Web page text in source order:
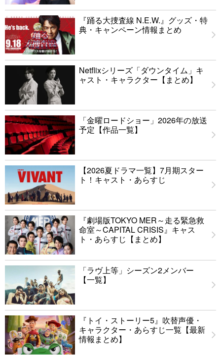
『踊る大捜査線 N.E.W.』グッズ・特
典・キャンペーン情報まとめ
Netflixシリーズ「ダウンタイム」キ
ャスト・キャラクター【まとめ】
「金曜ロードショー」2026年の放送
予定【作品一覧】
【2026夏ドラマ一覧】7月期スター
ト！キャスト・あらすじ
『劇場版TOKYO MER～走る緊急救
命室～CAPITAL CRISIS』キャス
ト・あらすじ【まとめ】
「ラヴ上等」シーズン2メンバー
【一覧】
『トイ・ストーリー5』吹替声優・
キャラクター・あらすじ一覧【最新
情報まとめ】